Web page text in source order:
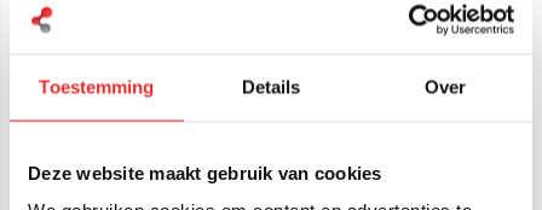
Toestemming Details Over
Deze website maakt gebruik van cookies
Quad Lock Fiets Out Front
€ 39,95Incl. btw
€ 33,02 Excl. btw
Quad Lock Motor
€ 49,95
€ 41,28 Excl. btw